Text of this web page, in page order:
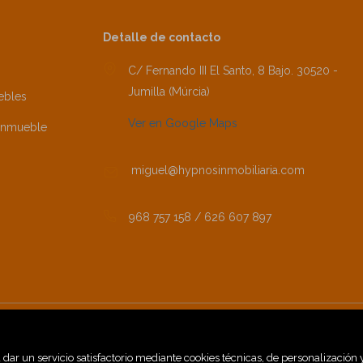
un servicio satisfactorio mediante cookies técnicas, de personalización
Detalle de contacto
C/ Fernando III El Santo, 8 Bajo. 30520 -
Jumilla (Múrcia)
Ver en Google Maps
miguel@hypnosinmobiliaria.com
968 757 158 / 626 607 897